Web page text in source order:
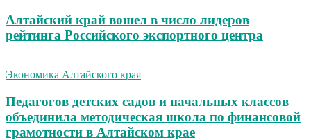
Алтайский край вошел в число лидеров
рейтинга Российского экспортного центра
Экономика Алтайского края
Педагогов детских садов и начальных классов
объединила методическая школа по финансовой
грамотности в Алтайском крае